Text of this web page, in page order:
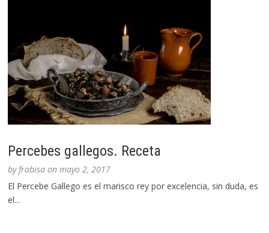
Percebes gallegos. Receta
byfrabisa onmayo 2, 2017
El Percebe Gallego es el marisco rey por excelencia, sin duda, es
el...